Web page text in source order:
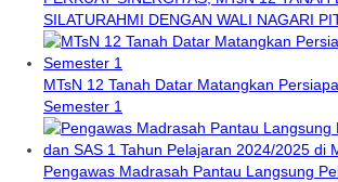
SILATURAHMI DENGAN WALI NAGARI
MTsN 12 Tanah Datar Matangkan
Semester 1
Pengawas Madrasah Pantau Langsung